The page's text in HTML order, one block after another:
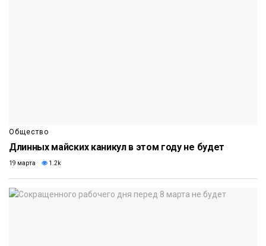
Общество
Длинных майских каникул в этом году не будет
19 марта 1.2k